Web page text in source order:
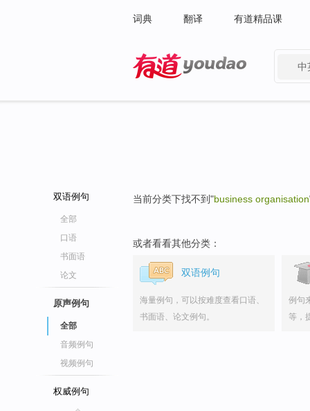
词典 翻译 有道精品课
中
双语例句
全部
口语
书面语
论文
原声例句
全部
音频例句
视频例句
权威例句
当前分类下找不到"business organisation
或者看看其他分类：
双语例句
海量例句，可以按难度查看口语、
书面语、论文例句。
例句
等，